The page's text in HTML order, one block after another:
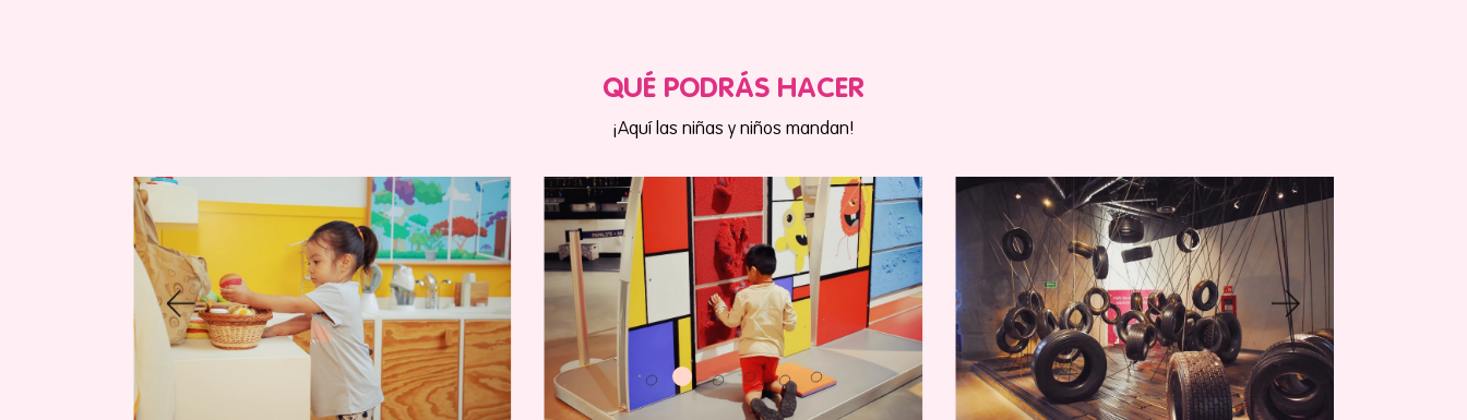
QUÉ PODRÁS HACER
¡Aquí las niñas y niños mandan!